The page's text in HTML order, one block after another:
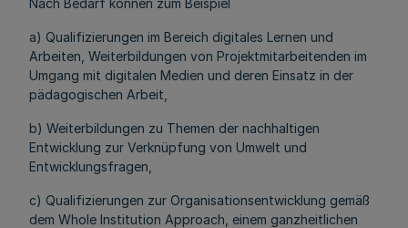
Nach Bedarf können zum Beispiel
a) Qualifizierungen im Bereich digitales Lernen und
Arbeiten, Weiterbildungen von Projektmitarbeitenden im
Umgang mit digitalen Medien und deren Einsatz in der
pädagogischen Arbeit,
b) Weiterbildungen zu Themen der nachhaltigen
Entwicklung zur Verknüpfung von Umwelt und
Entwicklungsfragen,
c) Qualifizierungen zur Organisationsentwicklung gemäß
dem Whole Institution Approach, einem ganzheitlichen